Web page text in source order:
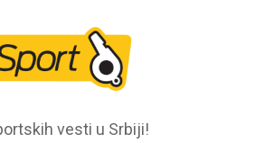
vesti u Srbiji!